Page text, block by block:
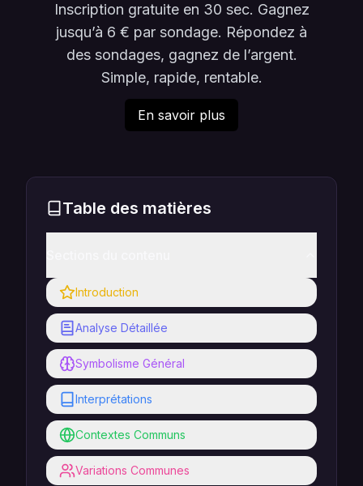
Inscription gratuite en 30 sec. Gagnez
jusqu’à 6 € par sondage. Répondez à
des sondages, gagnez de l’argent.
Simple, rapide, rentable.
En savoir plus
Table des matières
Introduction
Analyse Détaillée
Symbolisme Général
Interprétations
Contextes Communs
Variations Communes